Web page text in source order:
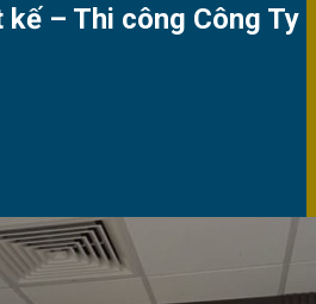
kế – Thi công Công Ty